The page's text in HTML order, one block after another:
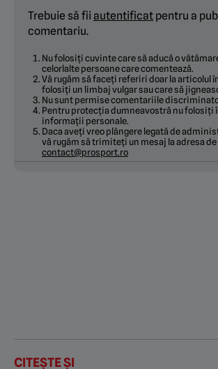
Trebuie să fii autentificat pentru a
comentariu.
Nu folosiți cuvinte care să aducă o
celorlalte persoane care comentează.
Vă rugăm să faceți referiri doar la articolul
folosiți un limbaj vulgar sau care să
Nu sunt permise comentariile
Pentru protecția dumneavostră nu folosiți
informații personale.
Daca aveți vreo plângere legată de
vă rugăm să trimiteți un mesaj la adresa
contact@prosport.ro
CITEȘTE ȘI